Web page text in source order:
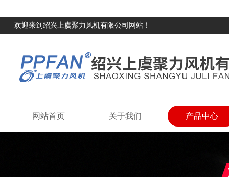
欢迎来到绍兴上虞聚力风机有限公司网站！
网站首页 关于我们 产品中心